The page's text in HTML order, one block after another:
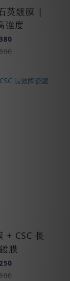
英鍍膜 |
強度
+ CSC 長
膜